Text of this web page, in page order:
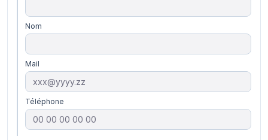
Nom
Mail
Téléphone